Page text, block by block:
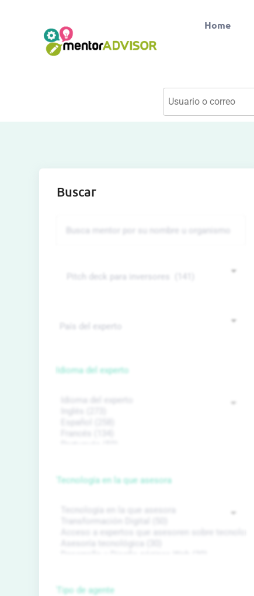
Home
Buscar
Idioma del experto
Tecnología en la que asesora
Tipo de agente